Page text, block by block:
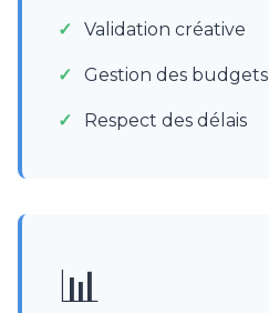
Validation créative
Gestion des budgets
Respect des délais
📊